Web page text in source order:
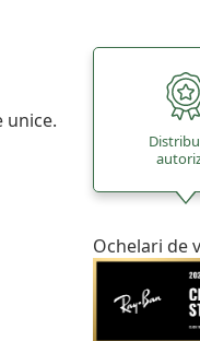
unice.
Ochelari de